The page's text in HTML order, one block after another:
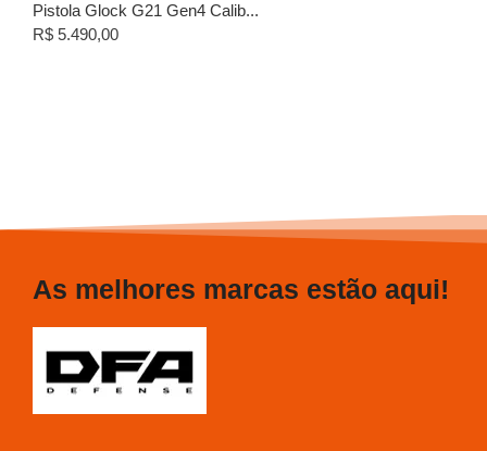
Pistola Glock G21 Gen4 Calib...
R$ 5.490,00
As melhores marcas estão aqui!